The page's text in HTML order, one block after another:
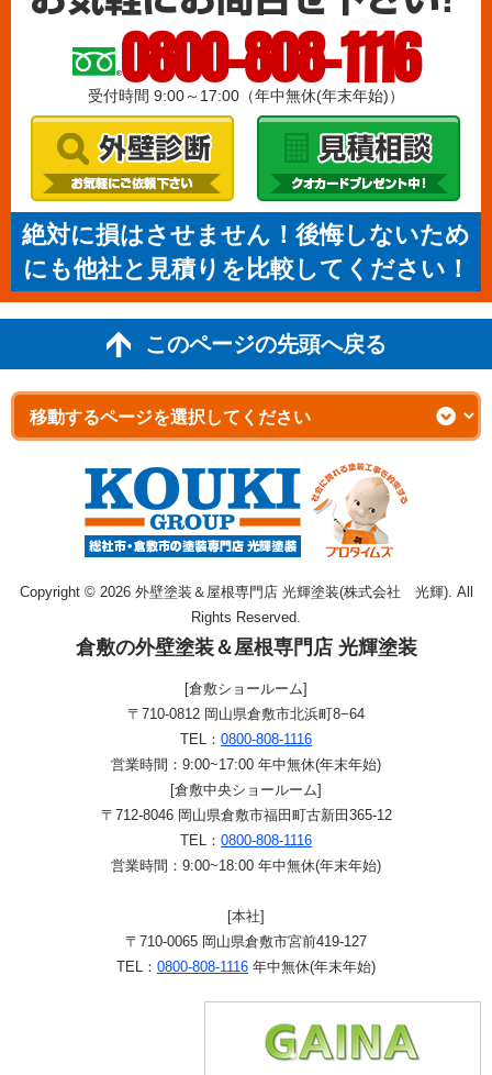
0800-808-1116
受付時間 9:00～17:00（年中無休(年末年始)）
絶対に損はさせません！後悔しないため
にも他社と見積りを比較してください！
このページの先頭へ戻る
Copyright © 2026 外壁塗装＆屋根専門店 光輝塗装(株式会社 光輝). All
Rights Reserved.
倉敷の外壁塗装＆屋根専門店 光輝塗装
[倉敷ショールーム]
〒710-0812 岡山県倉敷市北浜町8−64
TEL： 0800-808-1116
営業時間：9:00~17:00 年中無休(年末年始)
[倉敷中央ショールーム]
〒712-8046 岡山県倉敷市福田町古新田365-12
TEL： 0800-808-1116
営業時間：9:00~18:00 年中無休(年末年始)
[本社]
〒710-0065 岡山県倉敷市宮前419-127
TEL： 0800-808-1116 年中無休(年末年始)